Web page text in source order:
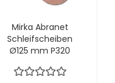
Mirka Abranet
Schleifscheiben
Ø125 mm P320
Stck/Pck